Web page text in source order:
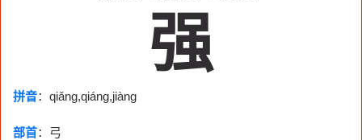
强
拼音：qiǎng,qiáng,jiàng
部首： 弓